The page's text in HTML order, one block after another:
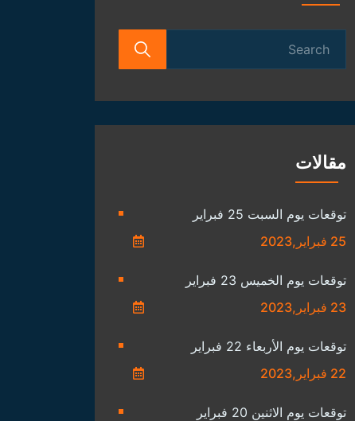
مقالات
توقعات يوم السبت 25 فبراير
25 فبراير,2023
توقعات يوم الخميس 23 فبراير
23 فبراير,2023
توقعات يوم الأربعاء 22 فبراير
22 فبراير,2023
توقعات يوم الاثنين 20 فبراير